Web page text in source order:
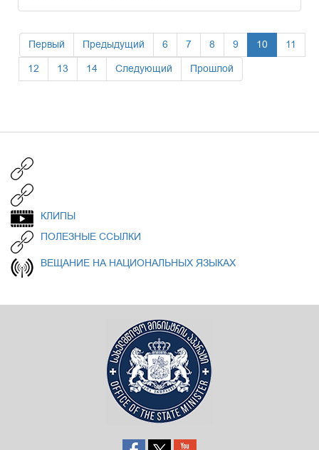
Первый Предыдущий 6 7 8 9 10
11
12
13 14 Следующий Прошлой
КЛИПЫ
ПОЛЕЗНЫЕ ССЫЛКИ
ВЕЩАНИЕ НА НАЦИОНАЛЬНЫХ ЯЗЫКАХ